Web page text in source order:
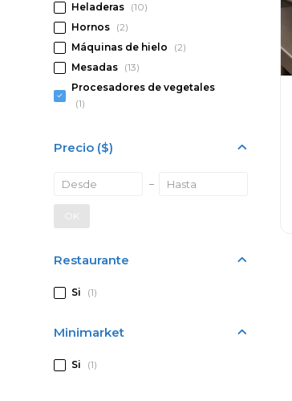
Heladeras (10)
Hornos (2)
Máquinas de hielo
(2)
Mesadas (13)
Procesadores de vegetales
(1)
Precio ($)
OK
Restaurante
Si (1)
Minimarket
Si (1)